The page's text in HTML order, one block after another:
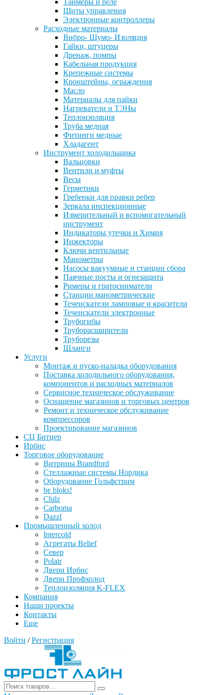
Таймеры и реле
Щиты управления
Электронные контроллеры
Расходные материалы
Вибро- Шумо- Изоляция
Гайки, штуцеры
Дренаж, помпы
Кабельная продукция
Крепежные системы
Кронштейны, ограждения
Масло
Материалы для пайки
Нагреватели и ТЭНы
Теплоизоляция
Труба медная
Фитинги медные
Хладагент
Инструмент холодильщика
Вальцовки
Вентили и муфты
Весы
Герметики
Гребенки для правки ребер
Зеркала инспекционные
Измерительный и вспомогательный
инструмент
Индикаторы утечки и Химия
Инжекторы
Ключи вентильные
Манометры
Насосы вакуумные и станции сбора
Паячные посты и огнезащита
Римеры и гратосниматели
Станции манометрические
Течеискатели ламповые и красители
Течеискатели электронные
Трубогибы
Труборасширители
Труборезы
Шланги
Услуги
Монтаж и пуско-наладка оборудования
Поставка холодильного оборудования,
компонентов и расходных материалов
Сервисное техническое обслуживание
Оснащение магазинов и торговых центров
Ремонт и техническое обслуживание
компрессоров
Проектирование магазинов
СЦ Битцер
Ирбис
Торговое оборудование
Витрины Brandford
Стеллажные системы Нордика
Оборудование Гольфстрим
be bloks!
Chilz
Carboma
Dazzl
Промышленный холод
Intercold
Агрегаты Belief
Север
Polair
Двери Ирбис
Двери Профхолод
Теплоизоляция K-FLEX
Компания
Наши проекты
Контакты
Еще
Войти / Регистрация